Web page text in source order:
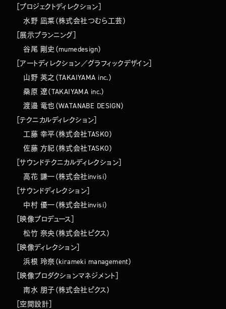
［プロジェクトディレクション］
水野 凪菜（株式会社つむら工芸）
［展示プランニング］
谷尾 剛史（mumedesign）
［アートディレクション／グラフィックデザイン］
山野 英之（TAKAIYAMA inc.）
桑原 遼（TAKAIYAMA inc.）
渡邉 竜也（WATANABE DESIGN）
［テクニカルディレクション］
工藤 幸平（株式会社TASKO）
佐藤 方紀（株式会社TASKO）
［サウンドテクニカルディレクション］
高花 謙一（株式会社invisi）
［サウンドディレクション］
中村 優一（株式会社invisi）
［映像プロデュース］
松竹 奈央（株式会社ピクス）
［映像ディレクション］
浜根 玲奈（kirameki management）
［映像プロダクションマネジメント］
南水 朋子（株式会社ピクス）
［空間設計］